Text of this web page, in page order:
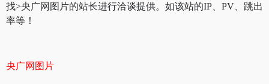
找>央广网图片的站长进行洽谈提供。如该站的IP、PV、跳出
率等！
央广网图片